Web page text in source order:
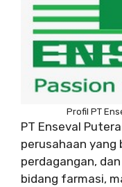
Profil PT
PT Enseval
perusahaan yang
perdagangan,
bidang farmasi,